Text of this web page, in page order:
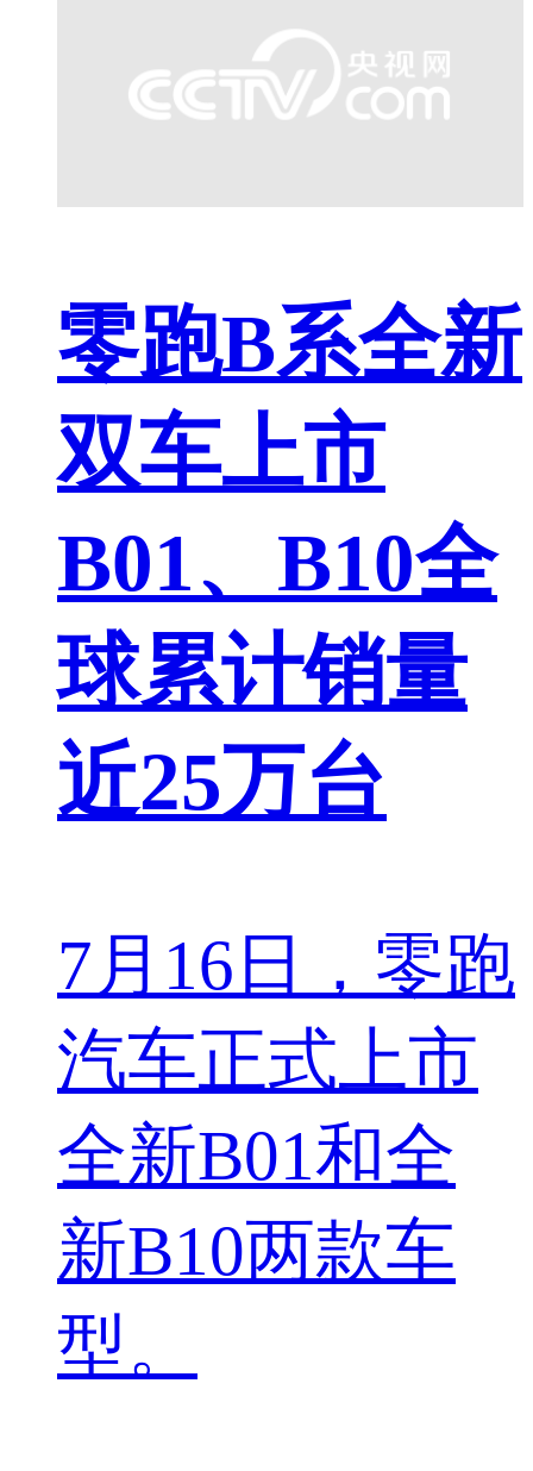
零跑B系全新
双车上市
B01、B10全
球累计销量
近25万台
7月16日，零跑
汽车正式上市
全新B01和全
新B10两款车
型。